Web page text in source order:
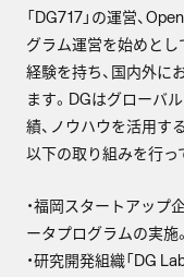
「DG717」の運営、
グラム運営を始めとし
経験を持ち、国内外に
ます。DGはグローバ
績、ノウハウを活用す
以下の取り組みを行っ
・福岡スタートアップ
ータプログラムの実施。
・研究開発組織「DG Lab